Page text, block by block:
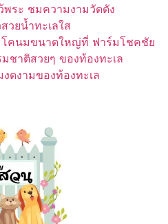
พระ ชมความงามวัดดัง
วยน้ำทะเลใส
โคนมขนาดใหญ่ที่ ฟาร์มโชคชัย
ชาติสวยๆ ของท้องทะเล
ดงามของท้องทะเล